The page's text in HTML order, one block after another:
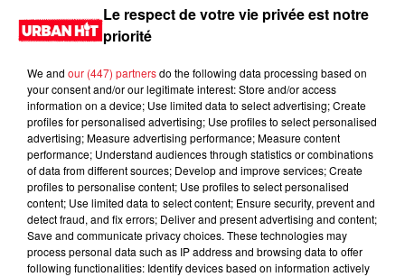
HIMRA, NINHO, NO PAIN NO GAIN - DANS LE DOS
Le respect de votre vie privée est notre
priorité
We and our (447) partnersdo the following data processing based on
your consent and/or our legitimate interest: Store and/or access
information on a device; Use limited data to select advertising; Create
profiles for personalised advertising; Use profiles to select personalised
advertising; Measure advertising performance; Measure content
performance; Understand audiences through statistics or combinations
of data from different sources; Develop and improve services; Create
profiles to personalise content; Use profiles to select personalised
content; Use limited data to select content; Ensure security, prevent and
detect fraud, and fix errors; Deliver and present advertising and content;
Save and communicate privacy choices. These technologies may
process personal data such as IP address and browsing data to offer
following functionalities: Identify devices based on information actively